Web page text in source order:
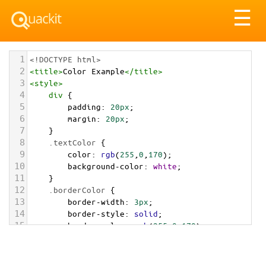
☰
1 <!DOCTYPE html>
2 <title>Color Example</title>
3 <style>
4 div {
5 padding: 20px;
6 margin: 20px;
7 }
8 .textColor {
9 color: rgb(255 0 170);
10 background-color: white;
11 }
12 .borderColor {
13 border-width: 3px;
14 border-style: solid;
15 border-color: rgb(255,0,170);